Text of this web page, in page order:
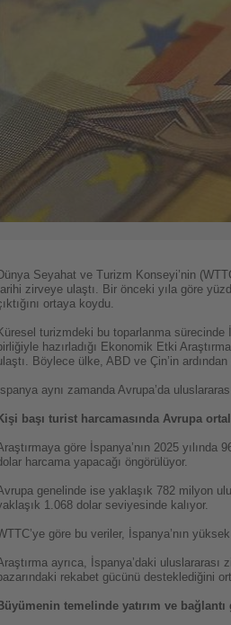
Seyahat ve Turizm Konseyi’nin
zirveye ulaştı. Bir önceki yıla göre
ortaya koydu.
turizmdeki bu toparlanma
hazırladığı Ekonomik Etki
Böylece ülke, ABD ve Çin’in
İspanya aynı zamanda Avrupa’da
Kişi başı turist harcamasında Avrupa
göre İspanya’nın 2025
harcama yapacağı öngörülüyor.
genelinde ise yaklaşık 782 milyon
1.068 dolar seviyesinde kalıyor.
göre bu veriler, İspanya’nın
ayrıca, İspanya’daki
rekabet gücünü desteklediğini
Büyümenin temelinde yatırım ve